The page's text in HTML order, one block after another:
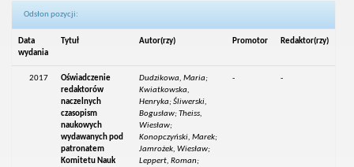
Odsłon pozycji:
Data
wydania
Tytuł Autor(rzy) Promotor Redaktor(rzy)
2017
Oświadczenie
redaktorów
naczelnych
czasopism
naukowych
wydawanych pod
patronatem
Komitetu Nauk
Dudzikowa, Maria;
Kwiatkowska,
Henryka; Śliwerski,
Bogusław; Theiss,
Wiesław;
Konopczyński, Marek;
Jamrożek, Wiesław;
Leppert, Roman;
- -